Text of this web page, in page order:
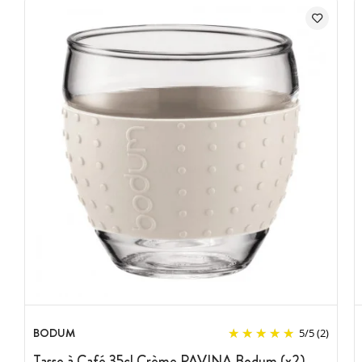
Caractéristiques de la Tasse à Café
Lot de 2 tasses
Marque : Bodum
Couleur : noir
En borosilicate et silicone
Lavable au lave-vaisselle : oui
Peut aller au micro-ondes et congélateur : oui
Contenance : 35 cl
BODUM 5/5(2)